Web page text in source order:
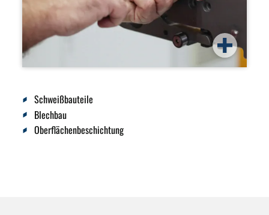
Schweißbauteile
Blechbau
Oberflächenbeschichtung